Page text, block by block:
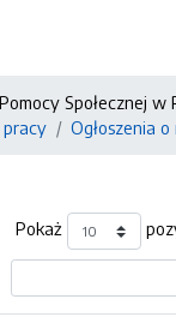
Społecznej w
pracy
Ogłoszenia
Pokaż